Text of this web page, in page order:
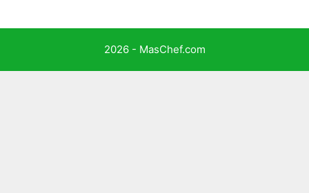
2026 - MasChef.com